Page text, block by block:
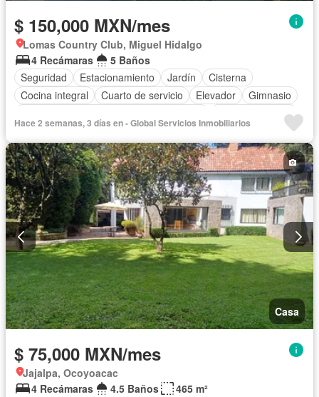
$ 150,000 MXN/mes
Lomas Country Club, Miguel Hidalgo
4 Recámaras
5 Baños
Seguridad
Estacionamiento Jardín
Cisterna
Cocina integral
Cuarto de servicio Elevador
Gimnasio
Cocina equipada
Zona infantil
Sala polivalente Internet
Bodega
Aire acondicionado
Circuito cerrado de televisión
Electricidad
Jacuzzi Agua
Cancha de tenis
Televisión por cable
Calefacción
Zonas verdes
Vista panorámica
Despacho Wifi
Permite mascotas
Permite niños
Completamente amueblado
Hace 2 semanas, 3 días en - Global Servicios Inmobiliarios
Casa
$ 75,000 MXN/mes
Jajalpa, Ocoyoacac
4 Recámaras
4.5 Baños
465 m²